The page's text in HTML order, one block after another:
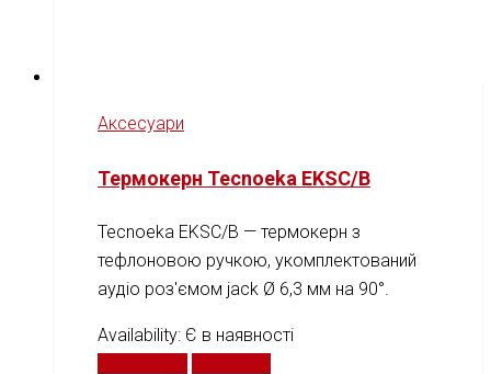
Аксесуари
Термокерн Tecnoeka EKSC/B
Tecnoeka EKSC/B — термокерн з
тефлоновою ручкою, укомплектований
аудіо роз'ємом jack Ø 6,3 мм на 90°.
Availability: Є в наявності